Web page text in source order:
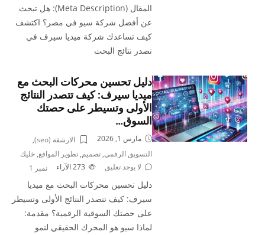
المقال (Meta Description): هل تبحث
عن أفضل شركة سيو في مصر؟ اكتشف
كيف تساعدك شركة ميديا سيرف في
تصدر نتائج البحث
دليل تحسين محركات البحث مع
ميديا سيرف: كيف تتصدر النتائج
الأولى وتسيطر على حصتك
السوق…
مارس 1, 2026 الارشفة (seo)
,
التسويق الرقمي,تصميم,تطوير المواقع,خليك
نمبر 1
لا يوجد تعليق الآراء
دليل تحسين محركات البحث مع ميديا
سيرف: كيف تتصدر النتائج الأولى وتسيطر
على حصتك السوقية الرقمية؟ مقدمة:
لماذا سيو هو المحرك الحقيقي لنمو